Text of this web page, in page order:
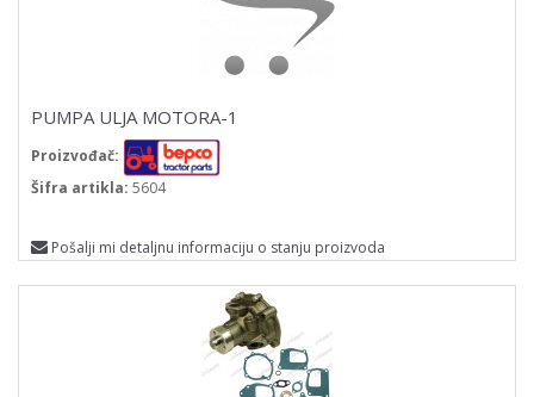
PUMPA ULJA MOTORA-1
Proizvođač:
Šifra artikla: 5604
Pošalji mi detaljnu informaciju o stanju proizvoda